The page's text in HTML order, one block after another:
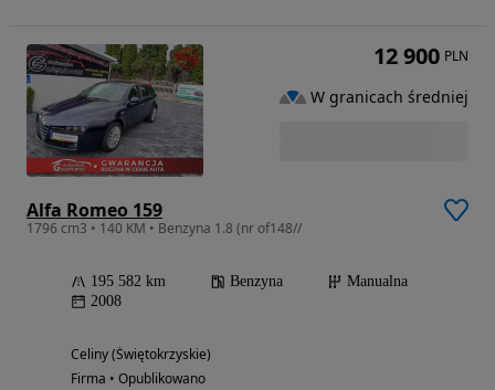
Alfa Romeo 159
1796 cm3 • 140 KM • Benzyna 1.8 (nr of148//
195 582 km Benzyna
Manualna
2008
Celiny (Świętokrzyskie)
Firma • Opublikowano
12 900 PLN
W granicach średniej